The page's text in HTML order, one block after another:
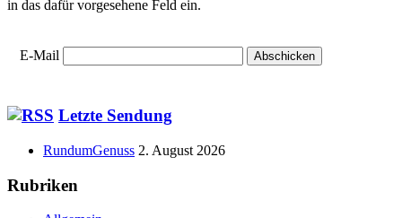
in das dafür vorgesehene Feld ein.
E-Mail
Haupt-
Seitenleiste
Letzte Sendung
RundumGenuss 2. August 2026
Rubriken